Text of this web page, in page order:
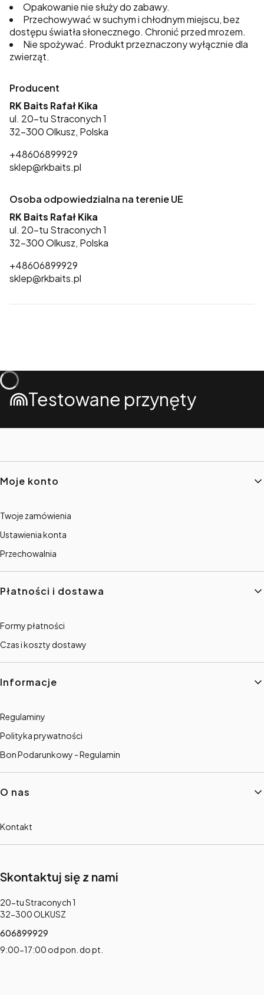
Opakowanie nie służy do zabawy.
Przechowywać w suchym i chłodnym miejscu, bez
dostępu światła słonecznego. Chronić przed mrozem.
Nie spożywać. Produkt przeznaczony wyłącznie dla
zwierząt.
Producent
RK Baits Rafał Kika
ul. 20-tu Straconych 1
32-300 Olkusz, Polska
+48606899929
sklep@rkbaits.pl
Osoba odpowiedzialna na terenie UE
RK Baits Rafał Kika
ul. 20-tu Straconych 1
32-300 Olkusz, Polska
+48606899929
sklep@rkbaits.pl
Testowane przynęty
Linki w stopce
Moje konto
Twoje zamówienia
Ustawienia konta
Przechowalnia
Płatności i dostawa
Formy płatności
Czas i koszty dostawy
Informacje
Regulaminy
Polityka prywatności
Bon Podarunkowy - Regulamin
O nas
Kontakt
Skontaktuj się z nami
Adres:
20-tu Straconych 1
32-300 OLKUSZ
606899929
9:00-17:00 od pon. do pt.